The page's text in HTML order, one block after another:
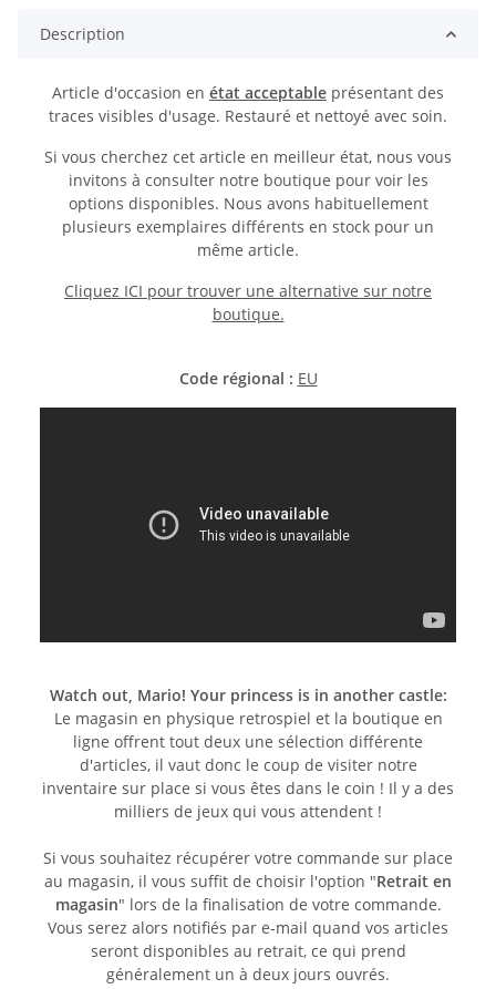
Description
Article d'occasion en état acceptable présentant des
traces visibles d'usage. Restauré et nettoyé avec soin.
Si vous cherchez cet article en meilleur état, nous vous
invitons à consulter notre boutique pour voir les
options disponibles. Nous avons habituellement
plusieurs exemplaires différents en stock pour un
même article.
Cliquez ICI pour trouver une alternative sur notre
boutique.
Code régional : EU
Watch out, Mario! Your princess is in another castle:
Le magasin en physique retrospiel et la boutique en
ligne offrent tout deux une sélection différente
d'articles, il vaut donc le coup de visiter notre
inventaire sur place si vous êtes dans le coin ! Il y a des
milliers de jeux qui vous attendent !
Si vous souhaitez récupérer votre commande sur place
au magasin, il vous suffit de choisir l'option "Retrait en
magasin" lors de la finalisation de votre commande.
Vous serez alors notifiés par e-mail quand vos articles
seront disponibles au retrait, ce qui prend
généralement un à deux jours ouvrés.